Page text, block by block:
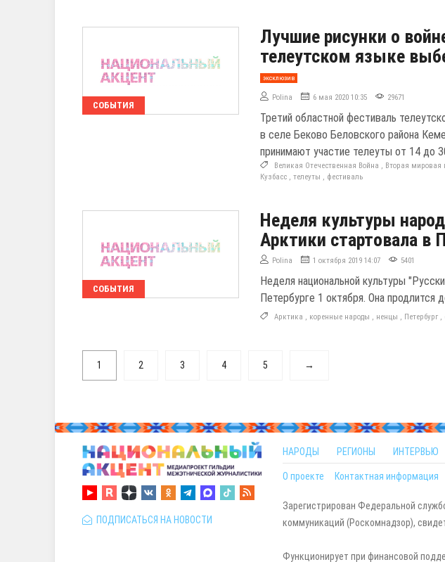
СОБЫТИЯ
Лучшие рисунки о
телеутском языке
эксклюзив
Polina 6 мая 2020 10:35 29671
Третий областной фестиваль
в селе Беково Беловского района
принимают участие телеуты от 14 до
Великая Отечественная Война , Вторая мировая
Кузбасс ,телеуты , фестиваль
СОБЫТИЯ
Неделя культуры
Арктики стартовала в
Polina 1 октября 2019 14:07 5401
Неделя национальной культуры
Петербурге 1 октября. Она продлится
Арктика , коренные народы , ненцы , Петербург ,
1 2 3 4 5 →
ПОДПИСАТЬСЯ НА НОВОСТИ
НАРОДЫ РЕГИОНЫ ИНТЕРВЬЮ
О проекте Контактная информация
Зарегистрирован Федеральной
коммуникаций (Роскомнадзор),
Функционирует при финансовой